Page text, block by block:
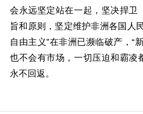
会永远坚定站在一起，坚决捍卫
旨和原则，坚定维护非洲各国人
自由主义”在非洲已濒临破产，“
也不会有市场，一切压迫和霸凌
永不回返。